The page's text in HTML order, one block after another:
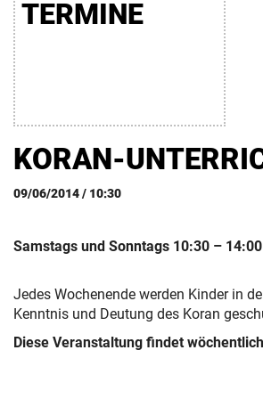
FÖRDERER
TERMINE
KORAN-
09/06/2014 / 10:30
Samstags und Sonntags 10:30 –
Jedes Wochenende werden Kinder in
Kenntnis und Deutung des Koran
Diese Veranstaltung findet